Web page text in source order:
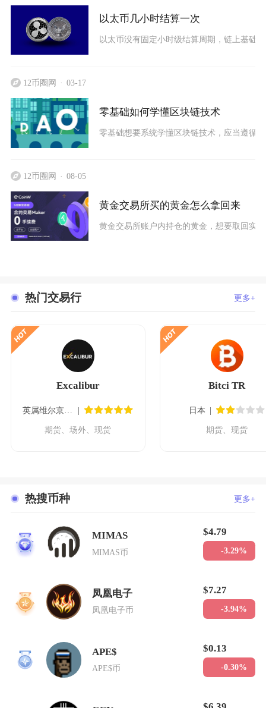
以太币几小时结算一次
以太币没有固定小时级结算周期，链上基础
12币圈网 03-17
零基础如何学懂区块链技术
零基础想要系统学懂区块链技术，应当遵循
12币圈网 08-05
黄金交易所买的黄金怎么拿回来
黄金交易所账户内持仓的黄金，想要取回实
热门交易行 更多+
Excalibur
期货、场外、现货
Bitci TR
日本
期货、现货
热搜币种 更多+
1
MIMAS
MIMAS币
$4.79
-3.29%
2
凤凰电子
凤凰电子币
$7.27
-3.94%
3
APE$
APE$币
$0.13
-0.30%